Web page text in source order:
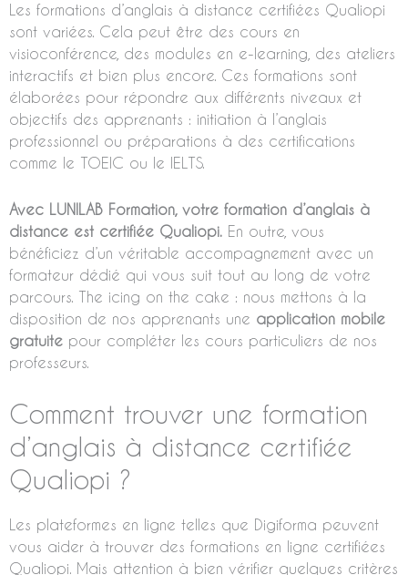
Les formations d’anglais à distance certifiées Qualiopi
sont variées. Cela peut être des cours en
visioconférence, des modules en e-learning, des ateliers
interactifs et bien plus encore. Ces formations sont
élaborées pour répondre aux différents niveaux et
objectifs des apprenants : initiation à l’anglais
professionnel ou préparations à des certifications
comme le TOEIC ou le IELTS.
Avec LUNILAB Formation, votre formation d’anglais à
distance est certifiée Qualiopi. En outre, vous
bénéficiez d’un véritable accompagnement avec un
formateur dédié qui vous suit tout au long de votre
parcours. The icing on the cake : nous mettons à la
disposition de nos apprenants une application mobile
gratuite pour compléter les cours particuliers de nos
professeurs.
Comment trouver une formation
d’anglais à distance certifiée
Qualiopi ?
Les plateformes en ligne telles que Digiforma peuvent
vous aider à trouver des formations en ligne certifiées
Qualiopi. Mais attention à bien vérifier quelques critères